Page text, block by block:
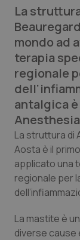
Lettere al
Edizioni
QS Pro
Abruzzo
Calabria
QS Pro
Artrite &
Asma &
Car-T
QS Club
La
mondo ad
terapia
regionale
antalgica
La struttura di
Aosta è il
applicato una
regionale per
La mastite è
diverse cause